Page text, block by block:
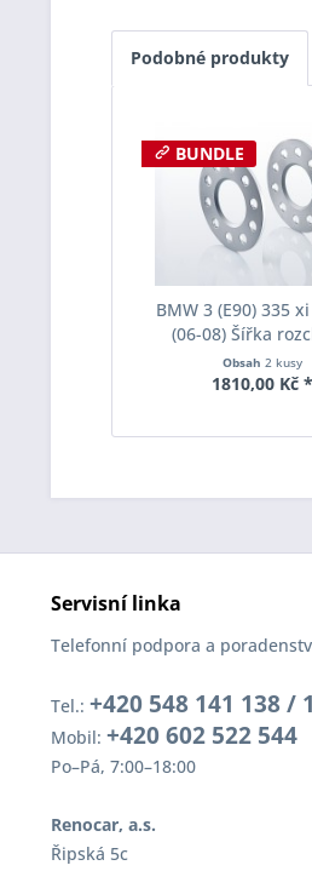
Podobné produkty
BUNDLE
BMW 3 (E90) 335
(06-08) Šířka
Eibach Pro-Spacer
017 System1
Obsah 2 kusy
1810,00 Kč *
Servisní linka
Telefonní podpora a
Tel.: +420 548 141 138 /
Mobil: +420 602 522 544
Po–Pá, 7:00–18:00
Renocar, a.s.
Řipská 5c